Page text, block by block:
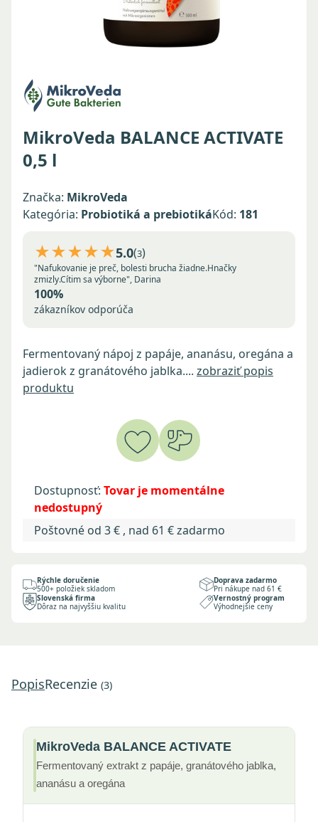
MikroVeda BALANCE ACTIVATE
0,5 l
Značka: MikroVeda
Kategória: Probiotiká a prebiotikáKód: 181
★★★★★5.0(3)
"Nafukovanie je preč, bolesti brucha žiadne.Hnačky
zmizly.Cítim sa výborne", Darina
100%
zákazníkov odporúča
Fermentovaný nápoj z papáje, ananásu, oregána a
jadierok z granátového jablka.... zobraziť popis
produktu
Dostupnosť: Tovar je momentálne
nedostupný
Poštovné od 3 € , nad 61 € zadarmo
Rýchle doručenie
500+ položiek skladom
Doprava zadarmo
Pri nákupe nad 61 €
Slovenská firma
Dôraz na najvyššiu kvalitu
Vernostný program
Výhodnejšie ceny
PopisRecenzie (3)
MikroVeda BALANCE ACTIVATE
Fermentovaný extrakt z papáje, granátového jablka,
ananásu a oregána